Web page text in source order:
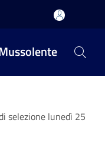
selezione lunedì 25